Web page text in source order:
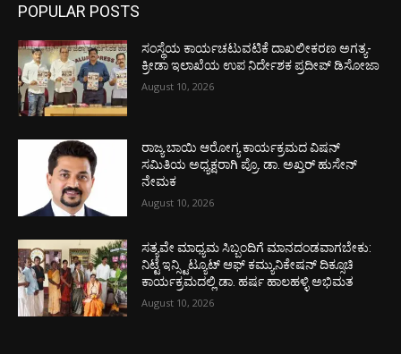
POPULAR POSTS
ಸಂಸ್ಥೆಯ ಕಾರ್ಯಚಟುವಟಿಕೆ ದಾಖಲೀಕರಣ ಅಗತ್ಯ-
ಕ್ರೀಡಾ ಇಲಾಖೆಯ ಉಪ ನಿರ್ದೇಶಕ ಪ್ರದೀಪ್ ಡಿಸೋಜಾ
August 10, 2026
ರಾಜ್ಯ ಬಾಯಿ ಆರೋಗ್ಯ ಕಾರ್ಯಕ್ರಮದ ವಿಷನ್
ಸಮಿತಿಯ ಅಧ್ಯಕ್ಷರಾಗಿ ಪ್ರೊ. ಡಾ. ಅಖ್ತರ್ ಹುಸೇನ್
ನೇಮಕ
August 10, 2026
ಸತ್ಯವೇ ಮಾಧ್ಯಮ ಸಿಬ್ಬಂದಿಗೆ ಮಾನದಂಡವಾಗಬೇಕು:
ನಿಟ್ಟೆ ಇನ್ಸ್ಟಿಟ್ಯೂಟ್ ಆಫ್ ಕಮ್ಯುನಿಕೇಷನ್ ದಿಕ್ಸೂಚಿ
ಕಾರ್ಯಕ್ರಮದಲ್ಲಿ ಡಾ. ಹರ್ಷ ಹಾಲಹಳ್ಳಿ ಅಭಿಮತ
August 10, 2026